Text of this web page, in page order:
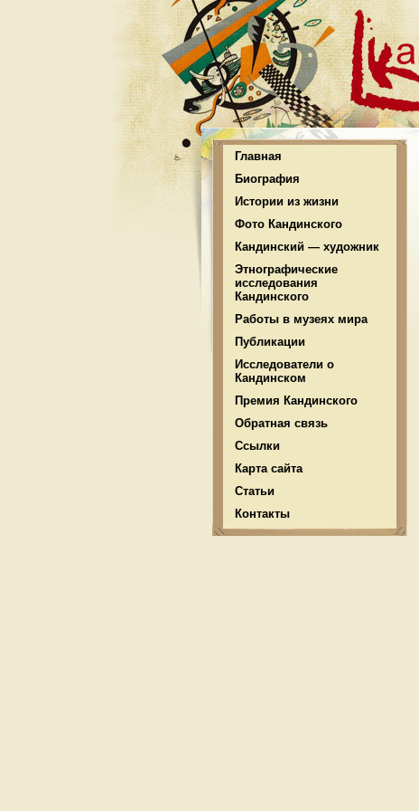
Главная
Биография
Истории из жизни
Фото Кандинского
Кандинский — художник
Этнографические
исследования
Кандинского
Работы в музеях мира
Публикации
Исследователи о
Кандинском
Премия Кандинского
Обратная связь
Ссылки
Карта сайта
Статьи
Контакты